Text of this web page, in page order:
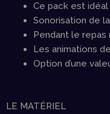
Ce pack est idéal
Sonorisation de
Pendant le
Les animations
Option d’une
LE MATÉRIEL